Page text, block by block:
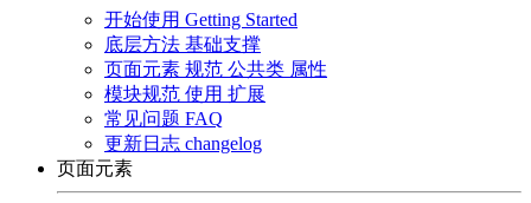
开始使用 Getting Started
底层方法 基础支撑
页面元素 规范 公共类 属性
模块规范 使用 扩展
常见问题 FAQ
更新日志 changelog
页面元素